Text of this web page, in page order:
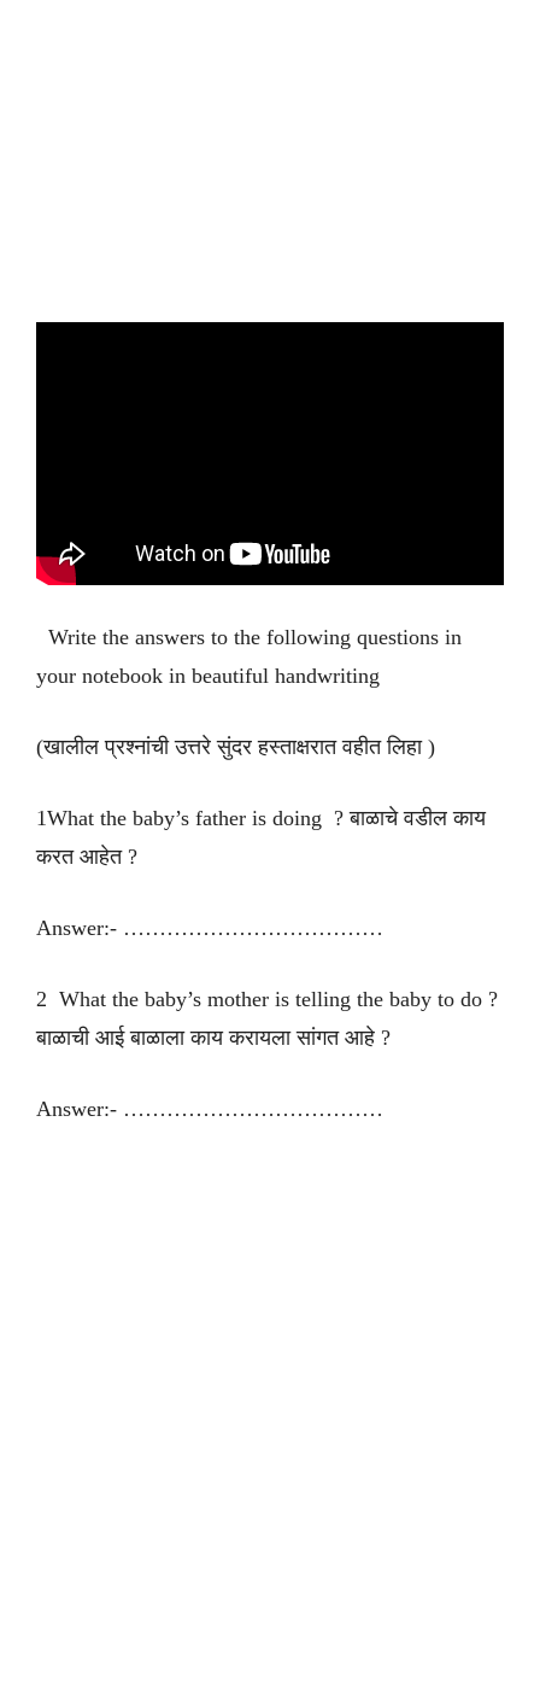
Write the answers to the following questions in
your notebook in beautiful handwriting
(खालील प्रश्नांची उत्तरे सुंदर हस्ताक्षरात वहीत लिहा )
1What the baby’s father is doing ? बाळाचे वडील काय
करत आहेत ?
Answer:- ………………………………
2 What the baby’s mother is telling the baby to do ?
बाळाची आई बाळाला काय करायला सांगत आहे ?
Answer:- ………………………………